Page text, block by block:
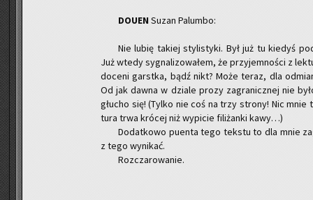
DOUEN Suzan Pa­lum­bo:
Nie lubię ta­kiej sty­li­sty­ki. Był już tu kie­dyś
Już wtedy sy­gna­li­zo­wa­łem, że przy­jem­no­ści z
do­ce­ni garst­ka, bądź nikt? Może teraz, dla
Od jak dawna w dzia­le prozy za­gra­nicz­nej nie
głu­cho się! (Tylko nie coś na trzy stro­ny! Nic
tu­ra trwa kró­cej niż wy­pi­cie fi­li­żan­ki kawy…)
Do­dat­ko­wo pu­en­ta tego tek­stu to dla mnie
z tego wy­ni­kać.
Roz­cza­ro­wa­nie.